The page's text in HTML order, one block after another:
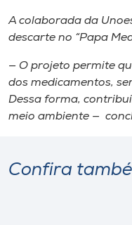
A colaborada da
descarte no “Papa
— O projeto permite
dos medicamentos,
Dessa forma,
meio ambiente —
Confira